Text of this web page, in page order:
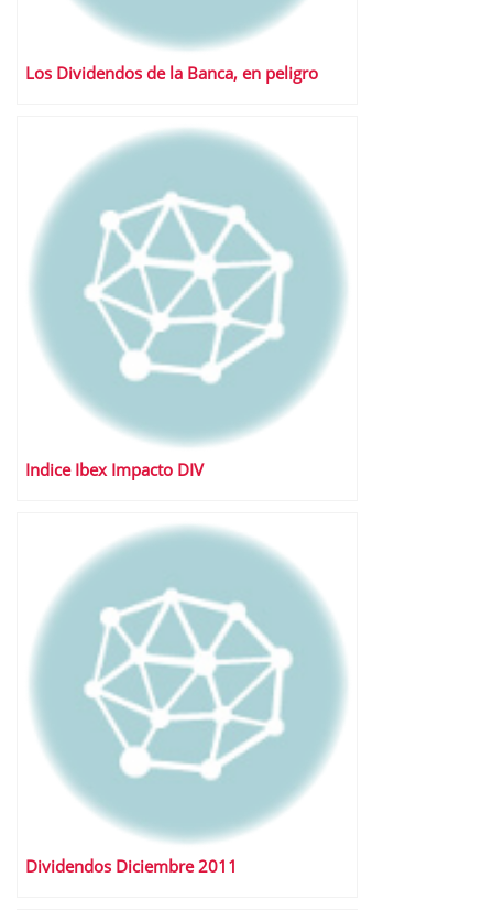
Los Dividendos de la Banca, en peligro
Indice Ibex Impacto DIV
Dividendos Diciembre 2011